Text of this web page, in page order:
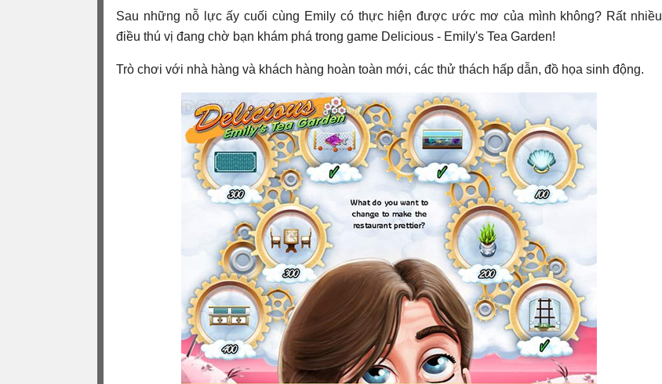
Sau những nỗ lực ấy cuối cùng Emily có thực hiện được ước mơ của mình không? Rất nhiều
điều thú vị đang chờ bạn khám phá trong game Delicious - Emily's Tea Garden!
Trò chơi với nhà hàng và khách hàng hoàn toàn mới, các thử thách hấp dẫn, đồ họa sinh động.